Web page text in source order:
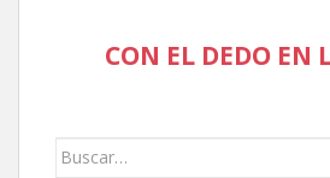
CON EL DEDO EN
Buscar: